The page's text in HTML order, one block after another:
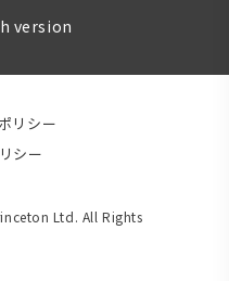
version
リシー
シー
Ltd. All Rights